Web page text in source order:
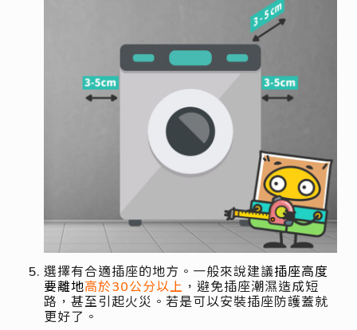
選擇有合適插座的地方。一般來說建議插座高度
要離地高於30公分以上 ，避免插座潮濕造成短
路，甚至引起火災。若是可以安裝插座防護蓋就
更好了。